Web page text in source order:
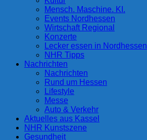
Mensch. Maschine. KI.
Events Nordhessen
Wirtschaft Regional
Konzerte
Lecker essen in Nordhessen
NHR Tipps
Nachrichten
Nachrichten
Rund um Hessen
Lifestyle
Messe
Auto & Verkehr
Aktuelles aus Kassel
NHR Kunstszene
Gesundheit